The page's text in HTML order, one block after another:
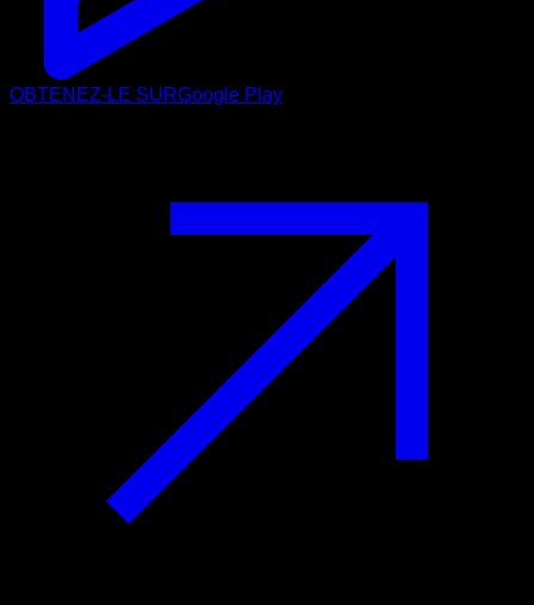
OBTENEZ-LE SURGoogle Play